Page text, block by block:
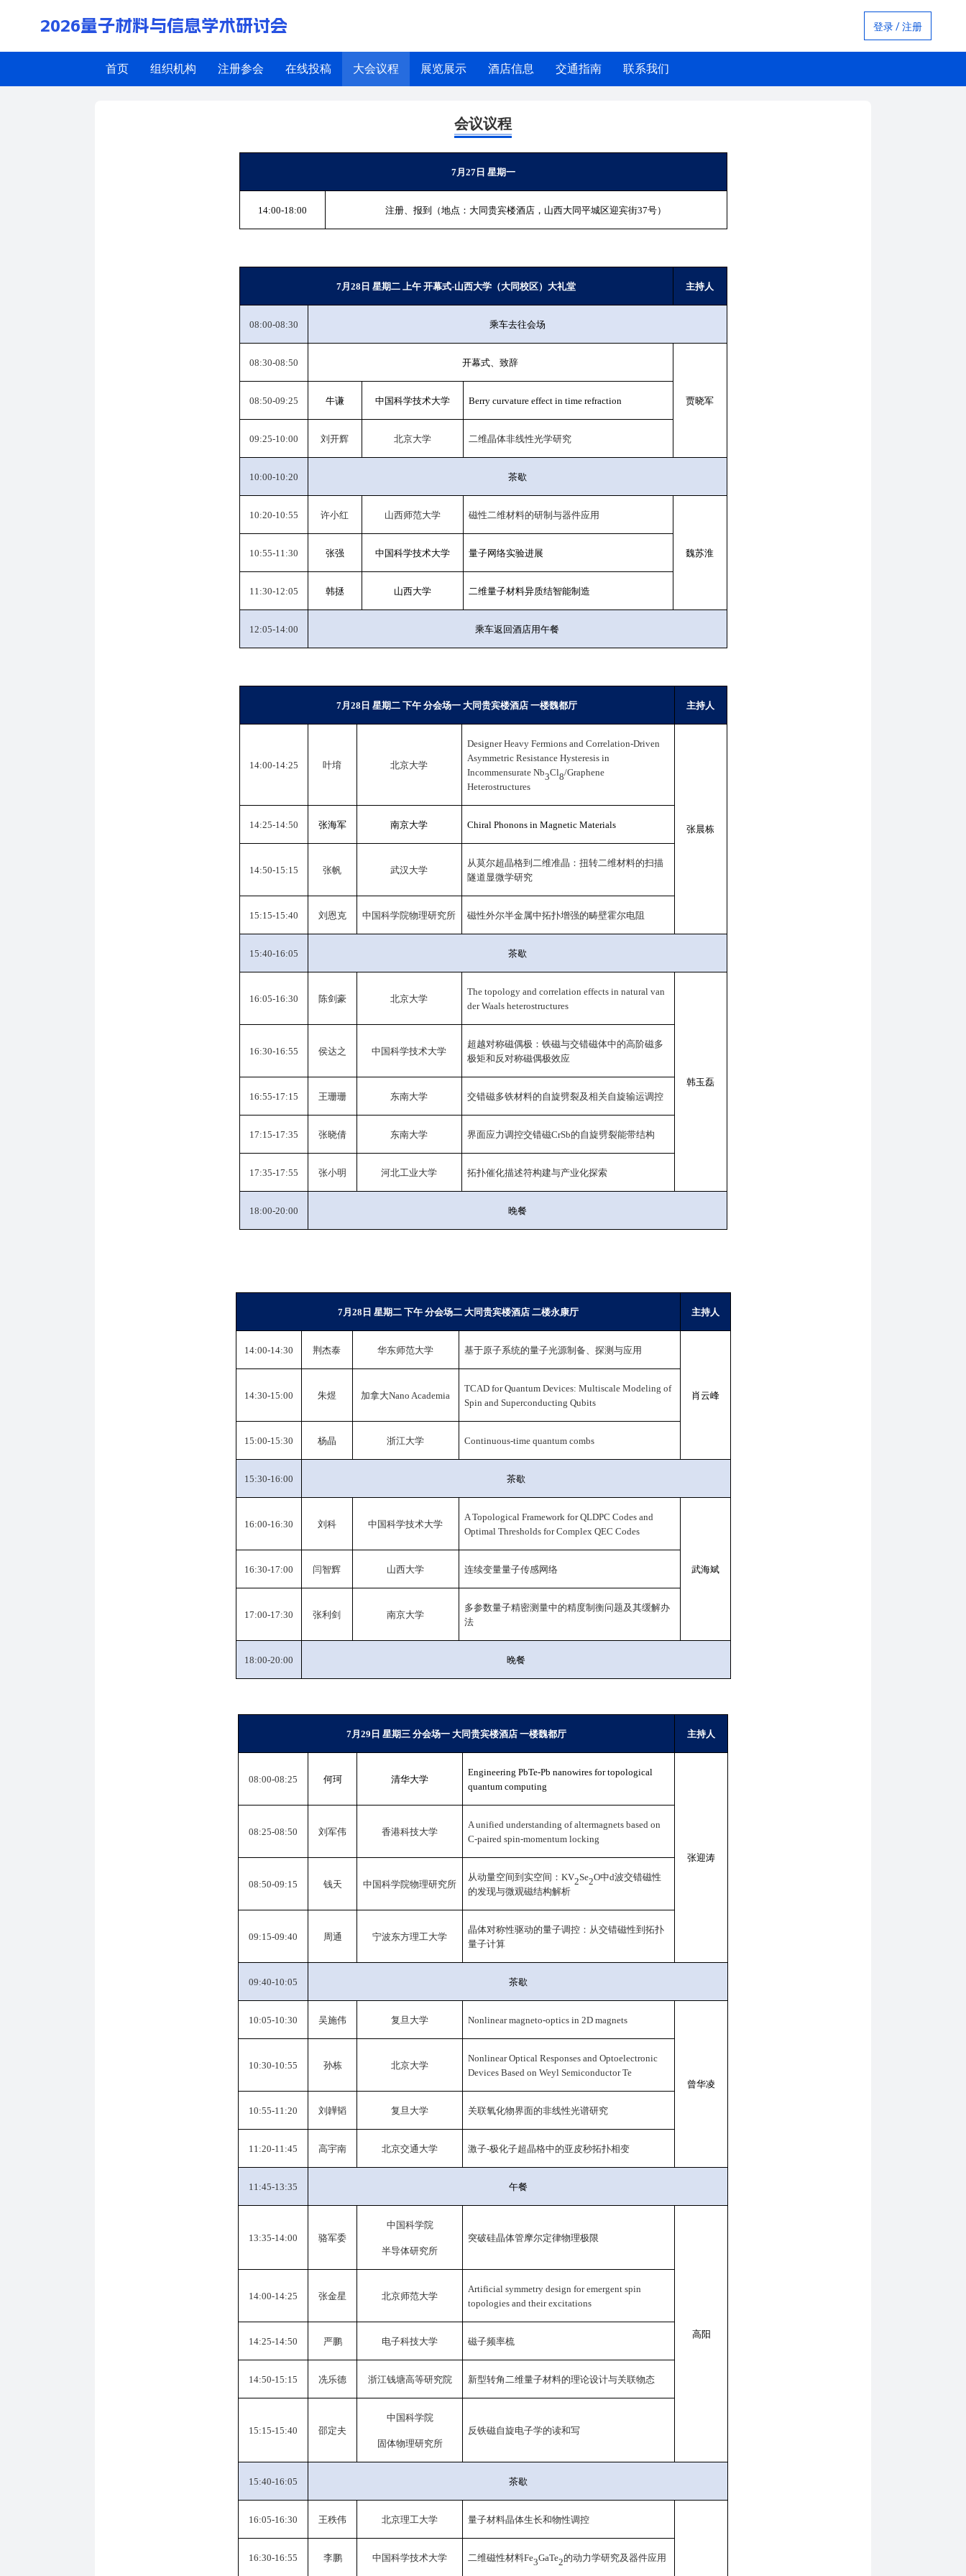
2026量子材料与信息学术研讨会 登录 / 注册
首页 组织机构 注册参会 在线投稿 大会议程 展览展示 酒店信息 交通指南 联系我们
会议议程
7月27日 星期一
14:00-18:00 注册、报到 （地点：大同贵宾楼酒店，山西大同平城区迎宾街37号）
7月28 日 星期二 上午 开幕式-山西大学（大同校区）大礼堂 主持人
08:00-08:30 乘车去往会场
08:30-08:50 开幕式、致辞
贾晓军
08:50-09:25 牛谦 中国科学技术大学 Berry curvature effect in time refraction
09:25-10:00 刘开辉 北京大学 二维晶体非线性光学研究
10:00-10:20 茶歇
10:20-10:55 许小红 山西师范大学 磁性二维材料的研制与器件应用
魏苏淮
10:55-11:30 张强 中国科学技术大学 量子网络实验进展
11:30-12:05 韩拯 山西大学 二维量子材料异质结智能制造
12:05-14:00 乘车返回酒店用午餐
7月28 日 星期二 下午 分会场一 大同贵宾楼酒店 一楼魏都厅 主持人
14:00-14:25 叶堉 北京大学
Designer Heavy Fermions and Correlation-Driven
Asymmetric Resistance Hysteresis in
Incommensurate Nb3Cl8/Graphene
Heterostructures
张晨栋
14:25-14:50 张海军 南京大学 Chiral Phonons in Magnetic Materials
14:50-15:15 张帆 武汉大学
从莫尔超晶格到二维准晶：扭转二维材料的扫描
隧道显微学研究
15:15-15:40 刘恩克 中国科学院物理研究所 磁性外尔半金属中拓扑增强的畴壁霍尔电阻
15:40-16:05 茶歇
16:05-16:30 陈剑豪 北京大学
The topology and correlation effects in natural van
der Waals heterostructures
韩玉磊
16:30-16:55 侯达之 中国科学技术大学
超越对称磁偶极：铁磁与交错磁体中的高阶磁多
极矩和反对称磁偶极效应
16:55-17:15 王珊珊 东南大学 交错磁多铁材料的自旋劈裂及相关自旋输运调控
17:15-17:35 张晓倩 东南大学 界面应力调控交错磁CrSb的自旋劈裂能带结构
17:35-17:55 张小明 河北工业大学 拓扑催化描述符构建与产业化探索
1 8:00-20:00 晚餐
7月28 日 星期二 下午 分会场二 大同贵宾楼酒店 二楼永康厅 主持人
14:00-14:30 荆杰泰 华东师范大学 基于原子系统的量子光源制备、探测与应用
肖云峰
14:30-15:00 朱煜 加拿大Nano Academia
TCAD for Quantum Devices: Multiscale Modeling of
Spin and Superconducting Qubits
15:00-15:30 杨晶 浙江大学 Continuous-time quantum combs
15:30-16:00 茶歇
16:00-16:30 刘科 中国科学技术大学
A Topological Framework for QLDPC Codes and
Optimal Thresholds for Complex QEC Codes
武海斌
16:30-17:00 闫智辉 山西大学 连续变量量子传感网络
17:00-17:30 张利剑 南京大学
多参数量子精密测量中的精度制衡问题及其缓解办
法
1 8:00-20:00 晚餐
7月29 日 星期三 分会场一 大同贵宾楼酒店 一楼魏都厅 主持人
08:00-08:25 何珂 清华大学
Engineering PbTe-Pb nanowires for topological
quantum computing
张迎涛
08:25-08:50 刘军伟 香港科技大学
A unified understanding of altermagnets based on
C-paired spin-momentum locking
08:50-09:15 钱天 中国科学院物理研究所
从动量空间到实空间： KV2Se2O中d波交错磁性
的发现与微观磁结构解析
09:15-09:40 周通 宁波东方理工大学
晶体对称性驱动的量子调控：从交错磁性到拓扑
量子计算
09:40-10:05 茶歇
10:05-10:30 吴施伟 复旦大学 Nonlinear magneto-optics in 2D magnets
曾华凌
10:30-10:55 孙栋 北京大学
Nonlinear Optical Responses and Optoelectronic
Devices Based on Weyl Semiconductor Te
10:55-11:20 刘韡韬 复旦大学 关联氧化物界面的非线性光谱研究
11:20-11:45 高宇南 北京交通大学 激子-极化子超晶格中的亚皮秒拓扑相变
11:45-13:35 午餐
13:35-14:00 骆军委
中国科学院
半导体研究所
突破硅晶体管摩尔定律物理极限
高阳
14:00-14:25 张金星 北京师范大学
Artificial symmetry design for emergent spin
topologies and their excitations
14:25-14:50 严鹏 电子科技大学 磁子频率梳
14:50-15:15 冼乐德 浙江钱塘高等研究院 新型转角二维量子材料的理论设计与关联物态
15:15-15:40 邵定夫
中国科学院
固体物理研究所
反铁磁自旋电子学的读和写
15:40-16:05 茶歇
16:05-16:30 王秩伟 北京理工大学 量子材料晶体生长和物性调控
16:30-16:55 李鹏 中国科学技术大学 二维磁性材料Fe3GaTe2的动力学研究及器件应用